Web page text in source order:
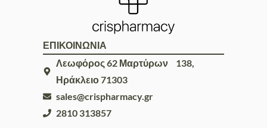
ΕΠΙΚΟΙΝΩΝΙΑ
Λεωφόρος 62 Μαρτύρων 138,
Ηράκλειο 71303
sales@crispharmacy.gr
2810 313857